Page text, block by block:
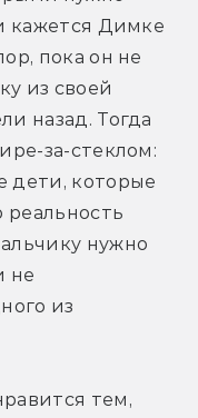
кажется Димке
пока он не
из своей
назад. Тогда
за-стеклом:
дети, которые
нужно
не
из
тем,